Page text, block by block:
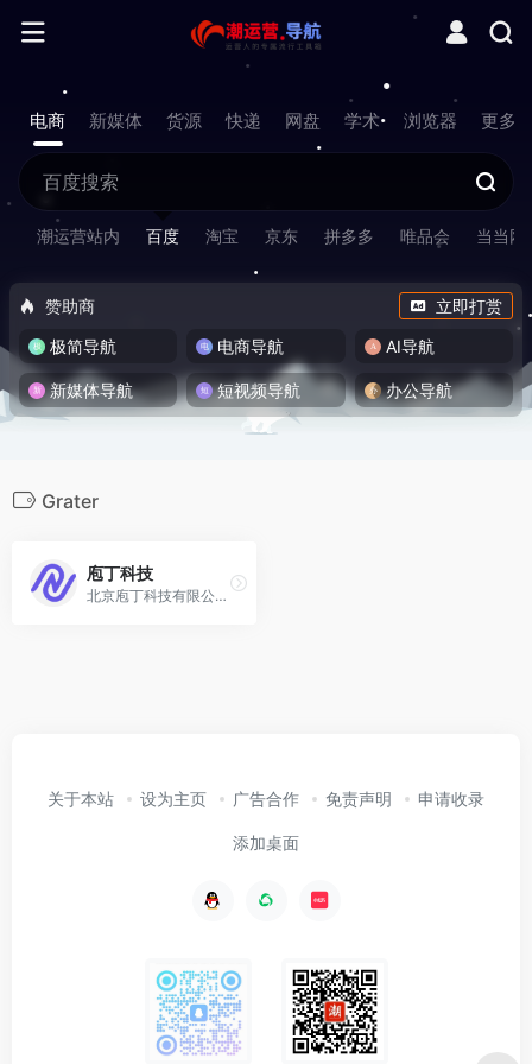
电商 新媒体 货源 快递 网盘 学术 浏览器 更多
潮运营站内 百度 淘宝 京东 拼多多 唯品会 当当网
赞助商
立即打赏
极简导航
电商导航 AI导航
新媒体导航 短视频导航 办公导航
Grater
庖丁科技
北京庖丁科技有限公司（庖丁科技）将深度学习、自然语言处理、富格式数据解析等技术与各领域行业知识深度融合，用 AI 唤醒海量非结构化文档，让信息自动、快速、精准的流转沉淀，创造价值，引领文档智能新基建。
关于本站 设为主页 广告合作 免责声明 申请收录
添加桌面